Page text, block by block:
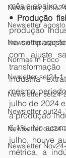
Newsletter
Newsletter
Newsletter
Normas In Foco
Nwsletter set24-1
Newsletter set24-
Newsletter out24-
Newsletter out24-
Newsletter
mês e abaixo,
• Produção
produção
na
com ajuste
indústria
mesmo
julho de 2024
a produção
6,1%. No
julho, houve
métrica, a